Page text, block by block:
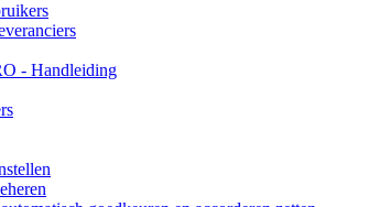
- Handleiding